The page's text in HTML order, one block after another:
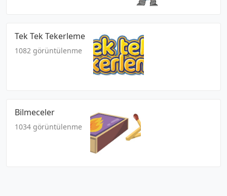
Tek Tek Tekerleme
1082 görüntülenme
Bilmeceler
1034 görüntülenme